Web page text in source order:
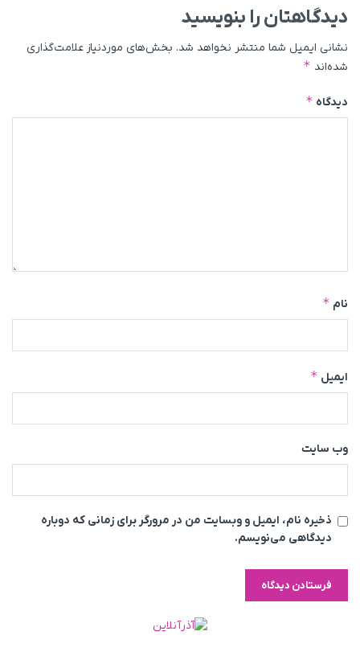
دیدگاهتان را بنویسید
نشانی ایمیل شما منتشر نخواهد شد. بخش‌های موردنیاز علامت‌گذاری
شده‌اند *
دیدگاه *
نام *
ایمیل *
وب‌ سایت
ذخیره نام، ایمیل و وبسایت من در مرورگر برای زمانی که دوباره
دیدگاهی می‌نویسم.